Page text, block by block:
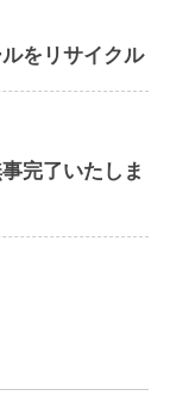
をリサイクル
完了いたしま